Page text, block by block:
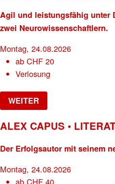
Agil und leistungsfähig unter
zwei Neurowissenschaftlern.
Montag, 24.08.2026
abCHF 20
Verlosung
WEITER
ALEX CAPUS •
Der Erfolgsautor mit seinem
Montag, 24.08.2026
abCHF 40